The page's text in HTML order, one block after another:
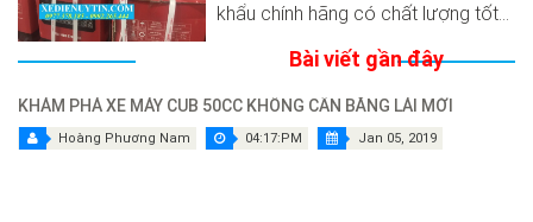
khẩu chính hãng có chất lượng tốt...
Bài viết gần đây
KHÁM PHÁ XE MÁY CUB 50CC KHÔNG CẦN BẰNG LÁI MỚI
Hoàng Phương Nam 04:17:PM Jan 05, 2019